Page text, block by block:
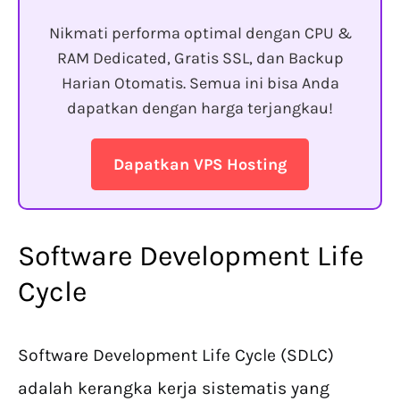
Nikmati performa optimal dengan CPU &
RAM Dedicated, Gratis SSL, dan Backup
Harian Otomatis. Semua ini bisa Anda
dapatkan dengan harga terjangkau!
Dapatkan VPS Hosting
Software Development Life
Cycle
Software Development Life Cycle (SDLC)
adalah kerangka kerja sistematis yang